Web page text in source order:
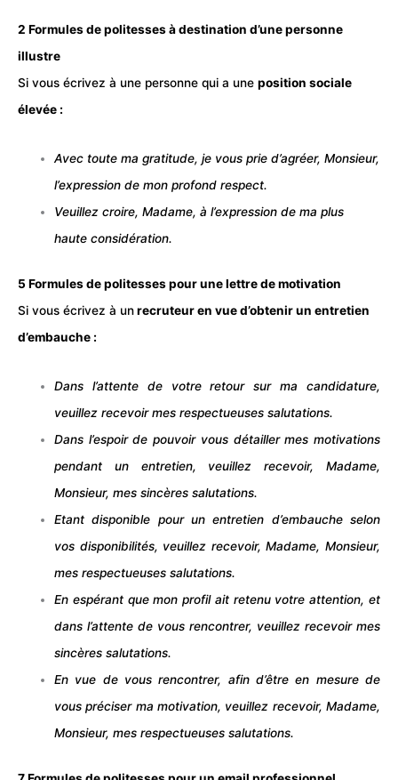
2 Formules de politesses à destination d’une personne
illustre
Si vous écrivez à une personne qui a une position sociale
élevée :
Avec toute ma gratitude, je vous prie d’agréer, Monsieur,
l’expression de mon profond respect.
Veuillez croire, Madame, à l’expression de ma plus
haute considération.
5 Formules de politesses pour une lettre de motivation
Si vous écrivez à unrecruteuren vue d’obtenir un entretien
d’embauche :
Dans l’attente de votre retour sur ma candidature,
veuillez recevoir mes respectueuses salutations.
Dans l’espoir de pouvoir vous détailler mes motivations
pendant un entretien, veuillez recevoir, Madame,
Monsieur, mes sincères salutations.
Etant disponible pour un entretien d’embauche selon
vos disponibilités, veuillez recevoir, Madame, Monsieur,
mes respectueuses salutations.
En espérant que mon profil ait retenu votre attention, et
dans l’attente de vousrencontrer, veuillez recevoir mes
sincères salutations.
En vue de vous rencontrer, afin d’être en mesure de
vous préciser ma motivation, veuillez recevoir, Madame,
Monsieur, mes respectueuses salutations.